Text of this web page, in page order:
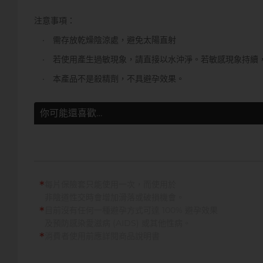
注意事項：
• 需存放乾燥陰涼處，避免太陽直射
• 若使用產生過敏現象，請直接以水沖淨。若敏感現象持續
• 本產品不是殺精劑，不具避孕效果。
你可能還喜歡…
*
*
*